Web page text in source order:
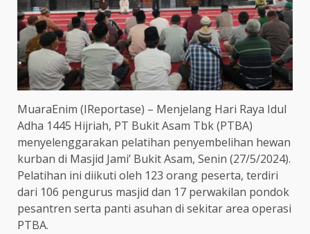
MuaraEnim (IReportase) – Menjelang Hari Raya Idul
Adha 1445 Hijriah, PT Bukit Asam Tbk (PTBA)
menyelenggarakan pelatihan penyembelihan hewan
kurban di Masjid Jami’ Bukit Asam, Senin (27/5/2024).
Pelatihan ini diikuti oleh 123 orang peserta, terdiri
dari 106 pengurus masjid dan 17 perwakilan pondok
pesantren serta panti asuhan di sekitar area operasi
PTBA.